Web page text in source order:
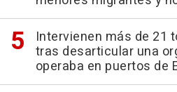
Intervienen más de 21
tras desarticular una
operaba en puertos de